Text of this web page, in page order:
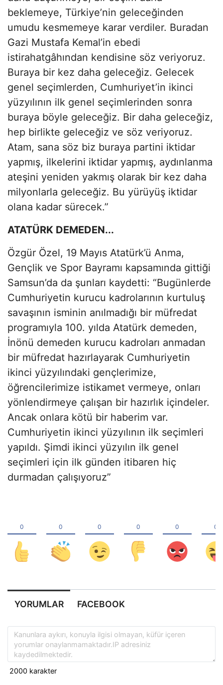
beklemeye, Türkiye’nin geleceğinden
umudu kesmemeye karar verdiler. Buradan
Gazi Mustafa Kemal’in ebedi
istirahatgâhından kendisine söz veriyoruz.
Buraya bir kez daha geleceğiz. Gelecek
genel seçimlerden, Cumhuriyet’in ikinci
yüzyılının ilk genel seçimlerinden sonra
buraya böyle geleceğiz. Bir daha geleceğiz,
hep birlikte geleceğiz ve söz veriyoruz.
Atam, sana söz biz buraya partini iktidar
yapmış, ilkelerini iktidar yapmış, aydınlanma
ateşini yeniden yakmış olarak bir kez daha
milyonlarla geleceğiz. Bu yürüyüş iktidar
olana kadar sürecek.”
ATATÜRK DEMEDEN...
Özgür Özel, 19 Mayıs Atatürk’ü Anma,
Gençlik ve Spor Bayramı kapsamında gittiği
Samsun’da da şunları kaydetti: “Bugünlerde
Cumhuriyetin kurucu kadrolarının kurtuluş
savaşının isminin anılmadığı bir müfredat
programıyla 100. yılda Atatürk demeden,
İnönü demeden kurucu kadroları anmadan
bir müfredat hazırlayarak Cumhuriyetin
ikinci yüzyılındaki gençlerimize,
öğrencilerimize istikamet vermeye, onları
yönlendirmeye çalışan bir hazırlık içindeler.
Ancak onlara kötü bir haberim var.
Cumhuriyetin ikinci yüzyılının ilk seçimleri
yapıldı. Şimdi ikinci yüzyılın ilk genel
seçimleri için ilk günden itibaren hiç
durmadan çalışıyoruz”
YORUMLAR FACEBOOK